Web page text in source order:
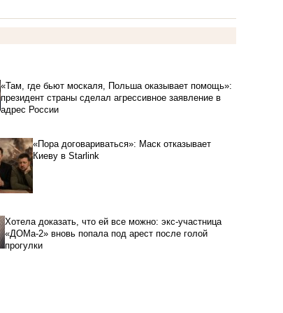
«Там, где бьют москаля, Польша оказывает помощь»:
президент страны сделал агрессивное заявление в
адрес России
«Пора договариваться»: Маск отказывает
Киеву в Starlink
Хотела доказать, что ей все можно: экс-участница
«ДОМа-2» вновь попала под арест после голой
прогулки